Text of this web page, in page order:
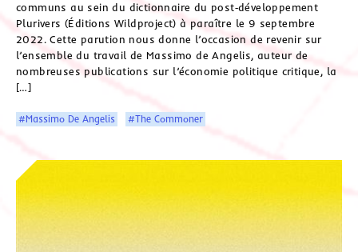
communs au sein du dictionnaire du post‑développement
Plurivers (Éditions Wildproject) à paraître le 9 septembre
2022. Cette parution nous donne l’occasion de revenir sur
l’ensemble du travail de Massimo de Angelis, auteur de
nombreuses publications sur l’économie politique critique, la
[…]
#Massimo De Angelis #The Commoner